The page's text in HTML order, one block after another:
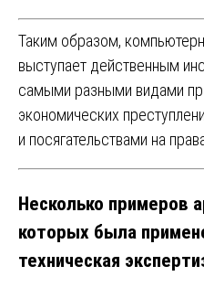
Таким образом,
выступает действенным
самыми разными видами
экономических
и посягательствами на
Несколько примеров
которых была
техническая